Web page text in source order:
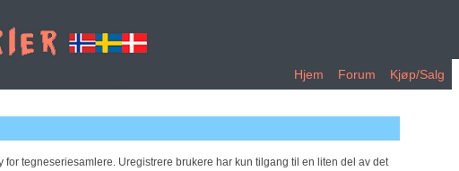
Hjem Forum Kjøp/Salg
for tegneseriesamlere. Uregistrere brukere har kun tilgang til en liten del av det